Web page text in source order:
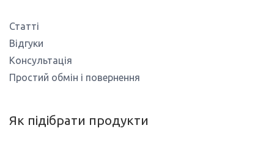
Статті
Відгуки
Консультація
Простий обмін і повернення
Як підібрати продукти